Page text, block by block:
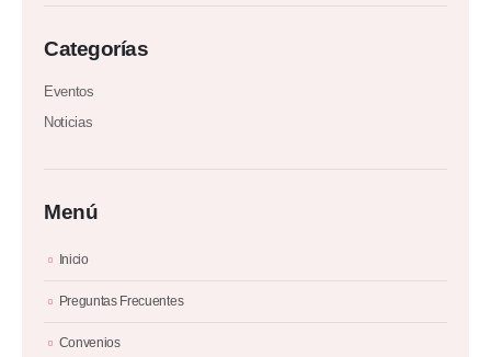
Categorías
Eventos
Noticias
Menú
Inicio
Preguntas Frecuentes
Convenios